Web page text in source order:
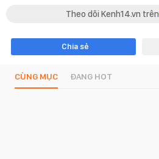
Theo dõi Kenh14.vn trên
Chia sẻ
CÙNG MỤC ĐANG HOT